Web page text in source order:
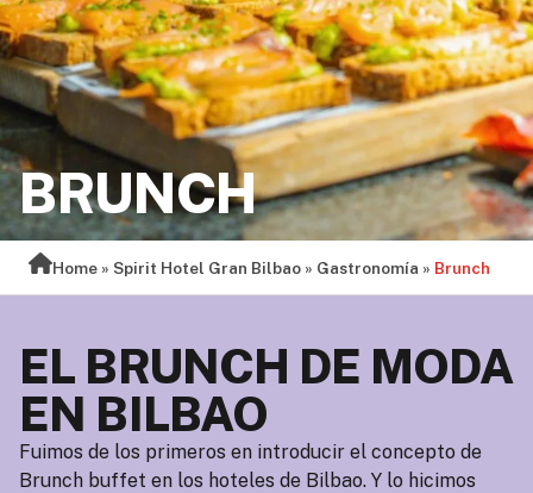
BRUNCH
Home »Spirit Hotel Gran Bilbao » Gastronomía » Brunch
EL BRUNCH DE MODA
EN BILBAO
Fuimos de los primeros en introducir el concepto de
Brunch buffet en los hoteles de Bilbao. Y lo hicimos